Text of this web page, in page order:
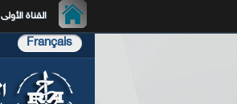
القناة الأولى
Français